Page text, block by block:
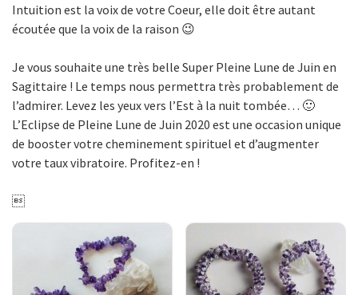
Intuition est la voix de votre Coeur, elle doit être autant
écoutée que la voix de la raison 😉
Je vous souhaite une très belle Super Pleine Lune de Juin en
Sagittaire ! Le temps nous permettra très probablement de
l’admirer. Levez les yeux vers l’Est à la nuit tombée… 🙂
L’Eclipse de Pleine Lune de Juin 2020 est une occasion unique
de booster votre cheminement spirituel et d’augmenter
votre taux vibratoire. Profitez-en !
